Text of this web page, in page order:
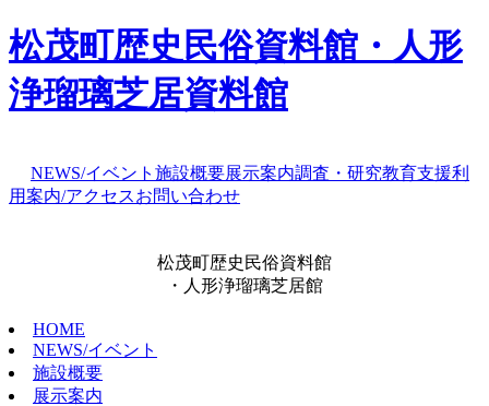
松茂町歴史民俗資料館・人形
浄瑠璃芝居資料館
NEWS/イベント 施設概要展示案内調査・研究教育支援利
用案内/アクセスお問い合わせ
松茂町歴史民俗資料館
・人形浄瑠璃芝居館
HOME
NEWS/イベント
施設概要
展示案内